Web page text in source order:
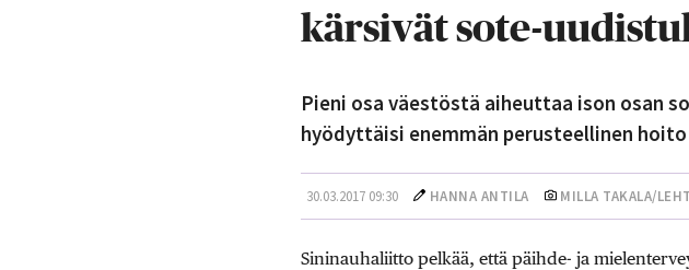
kärsivät sote-
Pieni osa väestöstä aiheuttaa ison osan
hyödyttäisi enemmän perusteellinen
30.03.2017 09:30 HANNA ANTILA MILLA TAKALA/
Sininauhaliitto pelkää, että päihde- ja